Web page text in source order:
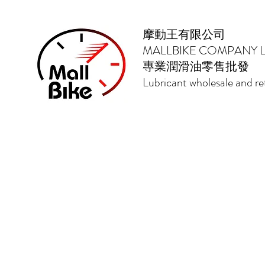
摩動王有限公司
MALLBIKE COMPANY
專業潤滑油零售批發
Lubricant wholesale and